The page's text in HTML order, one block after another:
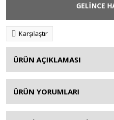
GELİNCE
Karşılaştır
ÜRÜN AÇIKLAMASI
ÜRÜN YORUMLARI